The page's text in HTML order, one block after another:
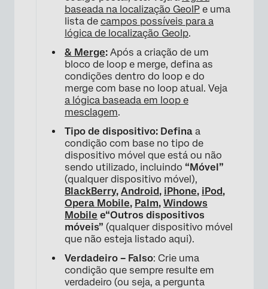
baseada na localização GeoIP e uma
lista de campos possíveis para a
lógica de localização GeoIp.
& Merge: Após a criação de um
bloco de loop e merge, defina as
condições dentro do loop e do
merge com base no loop atual. Veja
a lógica baseada em loop e
mesclagem.
Tipo de dispositivo: Defina a
condição com base no tipo de
dispositivo móvel que está ou não
sendo utilizado, incluindo “Móvel”
(qualquer dispositivo móvel),
BlackBerry, Android, iPhone, iPod,
Opera Mobile, Palm, Windows
Mobile e“Outros dispositivos
móveis” (qualquer dispositivo móvel
que não esteja listado aqui).
Verdadeiro – Falso: Crie uma
condição que sempre resulte em
verdadeiro (ou seja, a pergunta